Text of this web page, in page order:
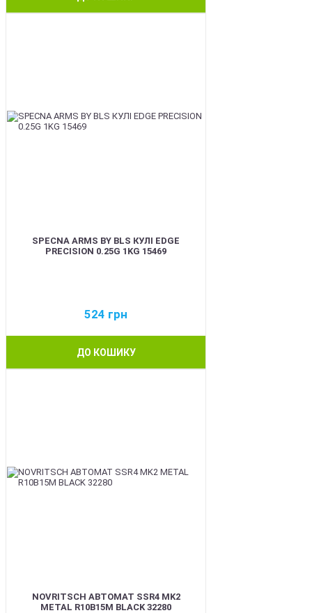
SPECNA ARMS BY BLS КУЛІ EDGE
PRECISION 0.25G 1KG 15469
524 грн
ДО КОШИКУ
NOVRITSCH АВТОМАТ SSR4 MK2
METAL R10B15M BLACK 32280